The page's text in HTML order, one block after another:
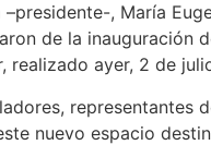
, María
de la inauguración
ayer, 2 de
representantes
nuevo espacio